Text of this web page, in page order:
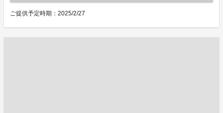
ご提供予定時期：2025/2/27